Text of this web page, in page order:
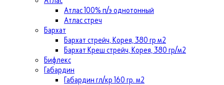
Атлас 100% п/э однотонный
Атлас стреч
Бархат
Бархат стрейч, Корея, 380 гр м2
Бархат Креш стрейч, Корея, 380 гр/м2
Бифлекс
Габардин
Габардин гл/кр 160 гр. м2